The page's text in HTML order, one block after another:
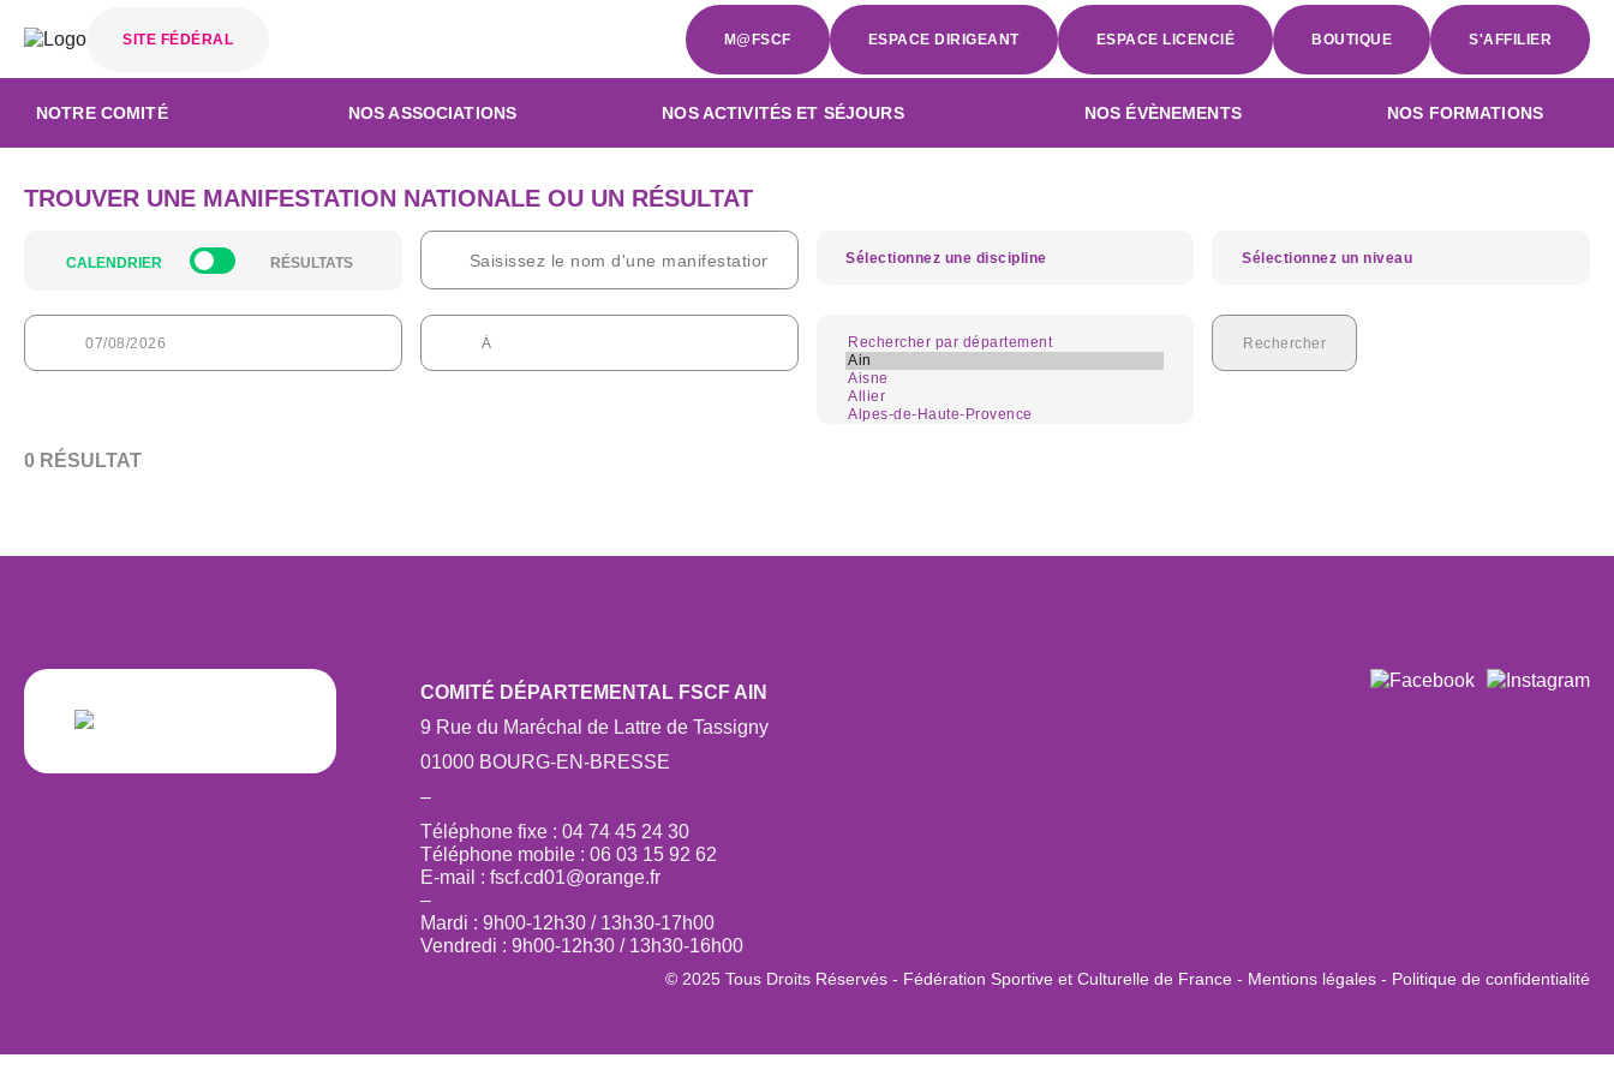
SITE FÉDÉRAL M@FSCF ESPACE DIRIGEANT ESPACE LICENCIÉ BOUTIQUE S'AFFILIER
NOTRE COMITÉ NOS ASSOCIATIONS NOS ACTIVITÉS ET SÉJOURS NOS ÉVÈNEMENTS NOS FORMATIONS
TROUVER UNE MANIFESTATION NATIONALE OU UN RÉSULTAT
CALENDRIER RÉSULTATS
0 RÉSULTAT
COMITÉ DÉPARTEMENTAL FSCF AIN
9 Rue du Maréchal de Lattre de Tassigny
01000 BOURG-EN-BRESSE
–
Téléphone fixe : 04 74 45 24 30
Téléphone mobile : 06 03 15 92 62
E-mail : fscf.cd01@orange.fr
–
Mardi : 9h00-12h30 / 13h30-17h00
Vendredi : 9h00-12h30 / 13h30-16h00
© 2025 Tous Droits Réservés - Fédération Sportive et Culturelle de France - Mentions légales - Politique de confidentialité